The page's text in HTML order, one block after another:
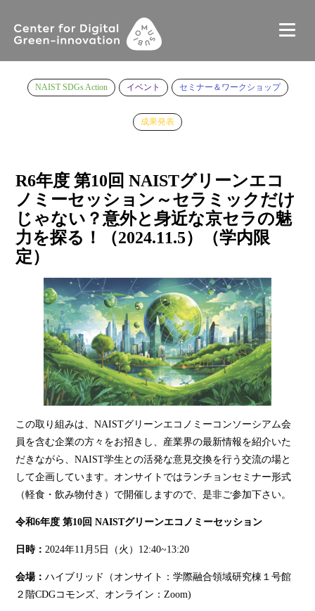
NAIST SDGs Action イベント セミナー＆ワークショップ
成果発表
R6年度 第10回 NAISTグリーンエコ
ノミーセッション～セラミックだけ
じゃない？意外と身近な京セラの魅
力を探る！（2024.11.5）（学内限
定）
この取り組みは、NAISTグリーンエコノミーコンソーシアム会
員を含む企業の方々をお招きし、産業界の最新情報を紹介いた
だきながら、NAIST学生との活発な意見交換を行う交流の場と
して企画しています。オンサイトではランチョンセミナー形式
（軽食・飲み物付き）で開催しますので、是非ご参加下さい。
令和6年度 第10回 NAISTグリーンエコノミーセッション
日時： 2024年11月5日（火）12:40~13:20
会場：ハイブリッド（オンサイト：学際融合領域研究棟１号館
２階CDGコモンズ、オンライン：Zoom)